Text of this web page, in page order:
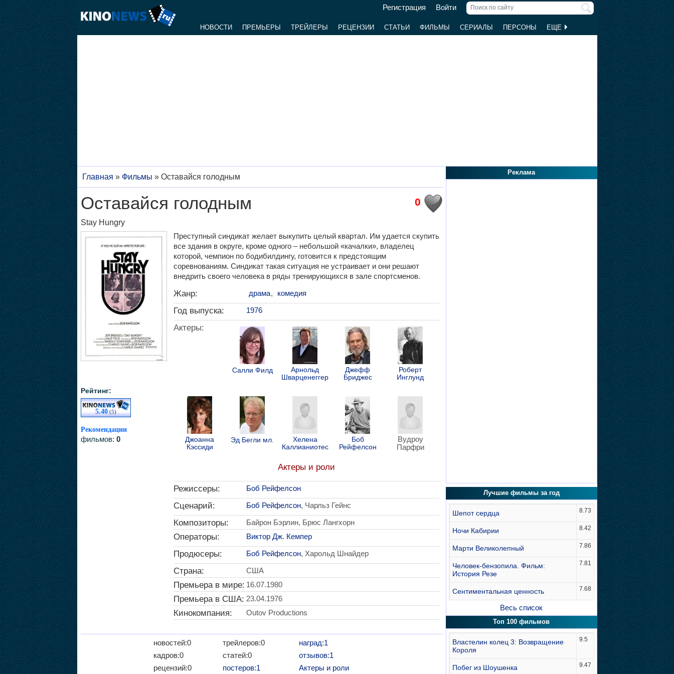
Регистрация Войти
НОВОСТИ ПРЕМЬЕРЫ ТРЕЙЛЕРЫ РЕЦЕНЗИИ СТАТЬИ ФИЛЬМЫ СЕРИАЛЫ ПЕРСОНЫ ЕЩЕ
Главная » Фильмы » Оставайся голодным
0
Оставайся голодным
Stay Hungry
Рейтинг:
5.40(5)
Рекомендации
фильмов: 0
Преступный синдикат желает выкупить целый квартал. Им удается скупить
все здания в округе, кроме одного – небольшой «качалки», владелец
которой, чемпион по бодибилдингу, готовится к предстоящим
соревнованиям. Синдикат такая ситуация не устраивает и они решают
внедрить своего человека в ряды тренирующихся в зале спортсменов.
Жанр: драма, комедия
Год выпуска: 1976
Актеры:
Салли Филд
Арнольд
Шварценеггер
Джефф
Бриджес
Роберт
Инглунд
Джоанна
Кэссиди
Эд Бегли мл.
Хелена
Каллианиотес
Боб
Рейфелсон
Вудроу
Парфри
Актеры и роли
Режиссеры: Боб Рейфелсон
Сценарий: Боб Рейфелсон, Чарльз Гейнс
Композиторы: Байрон Бэрлин, Брюс Лангхорн
Операторы: Виктор Дж. Кемпер
Продюсеры: Боб Рейфелсон, Харольд Шнайдер
Страна: США
Премьера в мире: 16.07.1980
Премьера в США: 23.04.1976
Кинокомпания: Outov Productions
новостей:0
кадров:0
рецензий:0
трейлеров:0
статей:0
постеров:1
наград:1
отзывов:1
Актеры и роли
Реклама
Лучшие фильмы за год
Шепот сердца 8.73
Ночи Кабирии 8.42
Марти Великолепный 7.86
Человек-бензопила. Фильм:
История Резе
7.81
Сентиментальная ценность 7.68
Весь список
Топ 100 фильмов
Властелин колец 3: Возвращение
Короля
9.5
Побег из Шоушенка 9.47